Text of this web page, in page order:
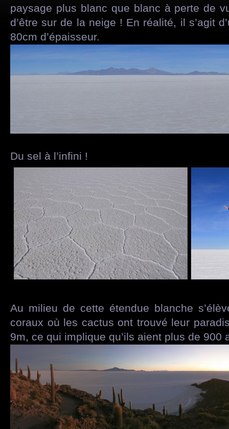
paysage plus blanc que blanc à perte de
d’être sur de la neige ! En réalité, il s’agit
80cm d’épaisseur.
Du sel à l’infini !
Au milieu de cette étendue blanche
coraux où les cactus ont trouvé leur
9m, ce qui implique qu’ils aient plus de 900